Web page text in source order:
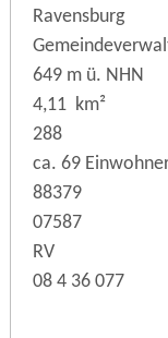
Ravensburg
649 m ü. NHN
4,11 km²
288
ca. 69
88379
07587
RV
08 4 36 077